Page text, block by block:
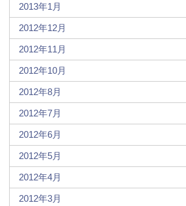
2013年1月
2012年12月
2012年11月
2012年10月
2012年8月
2012年7月
2012年6月
2012年5月
2012年4月
2012年3月